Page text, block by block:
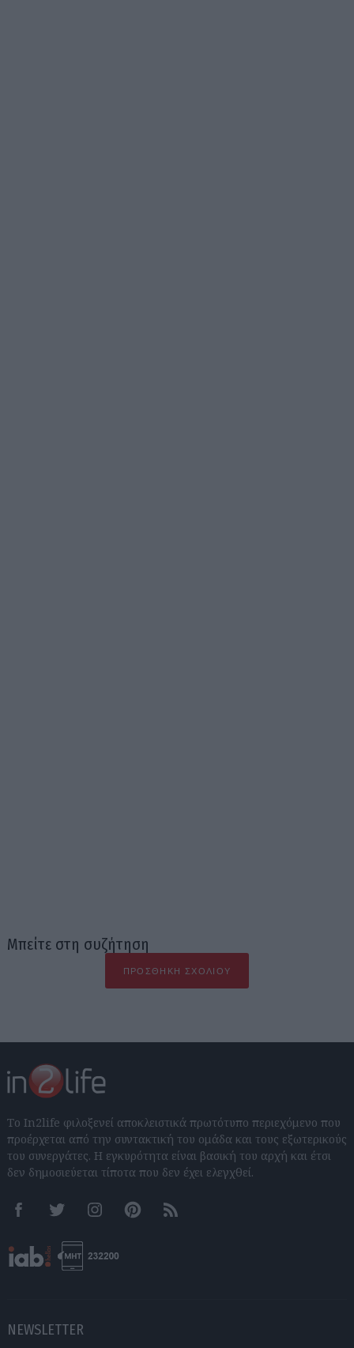
Μπείτε στη συζήτηση
ΠΡΟΣΘΉΚΗ ΣΧΟΛΊΟΥ
Το In2life φιλοξενεί αποκλειστικά πρωτότυπο περιεχόμενο που
προέρχεται από την συντακτική του ομάδα και τους εξωτερικούς
του συνεργάτες. Η εγκυρότητα είναι βασική του αρχή και έτσι
δεν δημοσιεύεται τίποτα που δεν έχει ελεγχθεί.
FacebookTwitter InstagramPinterestRSS feeds
NEWSLETTER